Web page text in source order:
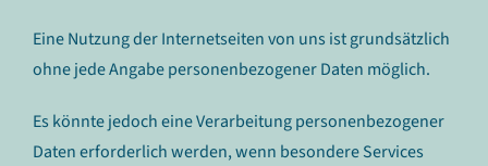
Eine Nutzung der Internetseiten von uns ist grundsätzlich
ohne jede Angabe personenbezogener Daten möglich.
Es könnte jedoch eine Verarbeitung personenbezogener
Daten erforderlich werden, wenn besondere Services